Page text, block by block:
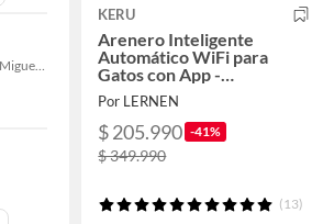
Sodimac Cerrillos, Sodimac Maipú, Sodimac San Miguel, Sodimac El Bosque, Sodimac San Bernardo, Sodimac Talagante, Sodimac San Fernando
KERU
Arenero Inteligente
Automático WiFi para
Gatos con App -
Autolimpiante
Por LERNEN
$ 205.990 -41%
$ 349.990
(13)